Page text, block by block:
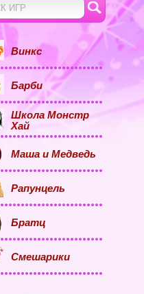
Винкс
Барби
Школа Монстр
Хай
Маша и Медведь
Рапунцель
Братц
Смешарики